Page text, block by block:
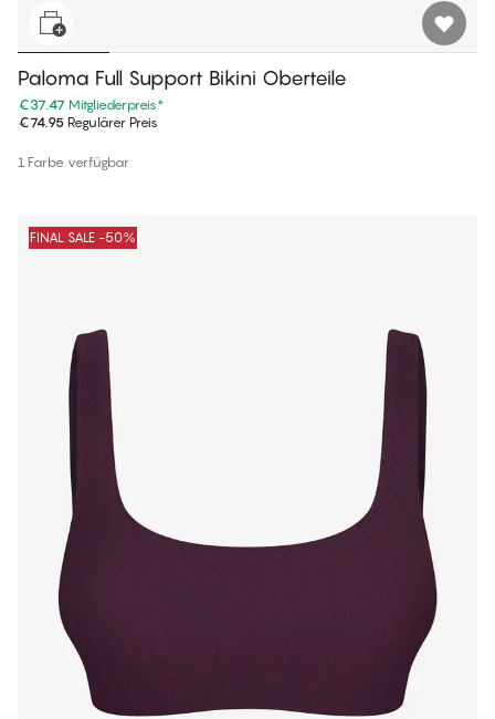
Paloma Full Support Bikini Oberteile
€37.47 Mitgliederpreis*
€74.95 Regulärer Preis
1 Farbe verfügbar
FINAL SALE -50%